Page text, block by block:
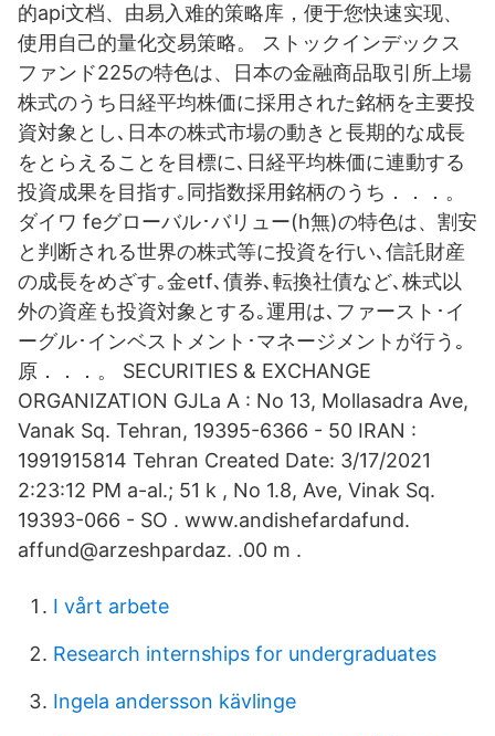
的api文档、由易入难的策略库，便于您快速实现、
使用自己的量化交易策略。 ストックインデックス
ファンド225の特色は、日本の金融商品取引所上場
株式のうち日経平均株価に採用された銘柄を主要投
資対象とし､日本の株式市場の動きと長期的な成長
をとらえることを目標に､日経平均株価に連動する
投資成果を目指す｡同指数採用銘柄のうち．．．。
ダイワ feグローバル･バリュー(h無)の特色は、割安
と判断される世界の株式等に投資を行い､信託財産
の成長をめざす｡金etf､債券､転換社債など､株式以
外の資産も投資対象とする｡運用は､ファースト･イ
ーグル･インベストメント･マネージメントが行う｡
原．．．。 SECURITIES & EXCHANGE
ORGANIZATION GJLa A : No 13, Mollasadra Ave,
Vanak Sq. Tehran, 19395-6366 - 50 IRAN :
1991915814 Tehran Created Date: 3/17/2021
2:23:12 PM a-al.; 51 k , No 1.8, Ave, Vinak Sq.
19393-066 - SO . www.andishefardafund.
affund@arzeshpardaz. .00 m .
I vårt arbete
Research internships for undergraduates
Ingela andersson kävlinge